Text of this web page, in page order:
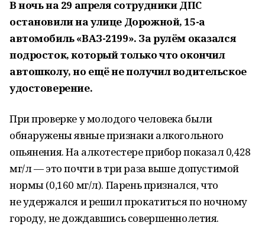
В ночь на 29 апреля сотрудники ДПС
остановили на улице Дорожной, 15-а
автомобиль «ВАЗ-2199». За рулём оказался
подросток, который только что окончил
автошколу, но ещё не получил водительское
удостоверение.
При проверке у молодого человека были
обнаружены явные признаки алкогольного
опьянения. На алкотестере прибор показал 0,428
мг/л — это почти в три раза выше допустимой
нормы (0,160 мг/л). Парень признался, что
не удержался и решил прокатиться по ночному
городу, не дождавшись совершеннолетия.